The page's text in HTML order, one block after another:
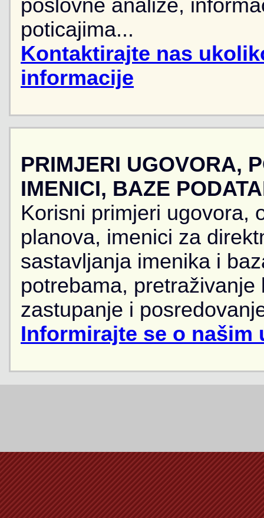
poslovne analize,
poticajima...
Kontaktirajte nas
informacije
PRIMJERI UGOVORA,
IMENICI, BAZE
Korisni primjeri ugovora,
planova, imenici za
sastavljanja imenika i
potrebama,
zastupanje i
Informirajte se o našim